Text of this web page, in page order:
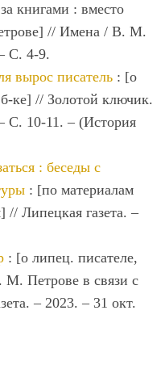
книгами : вместо
// Имена / В. М.
С. 4-9.
вырос писатель : [о
ке] // Золотой ключик.
С. 10-11. – (История
: беседы с
: [по материалам
Липецкая газета. –
: [о липец. писателе,
М. Петрове в связи с
– 2023. – 31 окт.